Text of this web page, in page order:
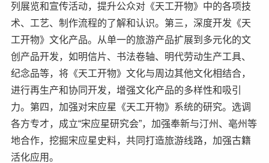
列展览和宣传活动，提升公众对《天工开物》中的各项技
术、工艺、制作流程的了解和认识。第三，深度开发《天
工开物》文化产品。从单一的旅游产品扩展到多元化的文
创产品开发，如明信片、书法卷轴、明代劳动生产工具、
纪念品等，将《天工开物》文化与周边其他文化相结合，
进行再生产和协同开发，增强文化产品的多样性和吸引
力。第四，加强对宋应星《天工开物》系统的研究。选调
各方专才，成立“宋应星研究会”，加强奉新与汀州、亳州等
地合作，挖掘宋应星史料，共同打造旅游线路，加强古籍
活化应用。